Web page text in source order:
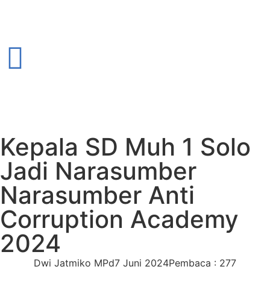
Kepala SD Muh 1 Solo
Jadi Narasumber
Narasumber Anti
Corruption Academy
2024
Dwi Jatmiko MPd7 Juni 2024Pembaca : 277